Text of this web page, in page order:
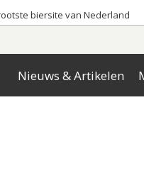
biersite van Nederland
Nieuws & Artikelen